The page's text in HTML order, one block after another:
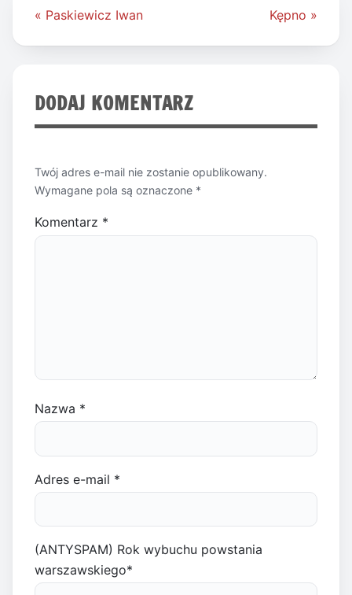
Nawigacja
« Paskiewicz Iwan Kępno »
DODAJ KOMENTARZ
Twój adres e-mail nie zostanie opublikowany.
Wymagane pola są oznaczone *
Komentarz *
Nazwa *
Adres e-mail *
(ANTYSPAM) Rok wybuchu powstania
warszawskiego*